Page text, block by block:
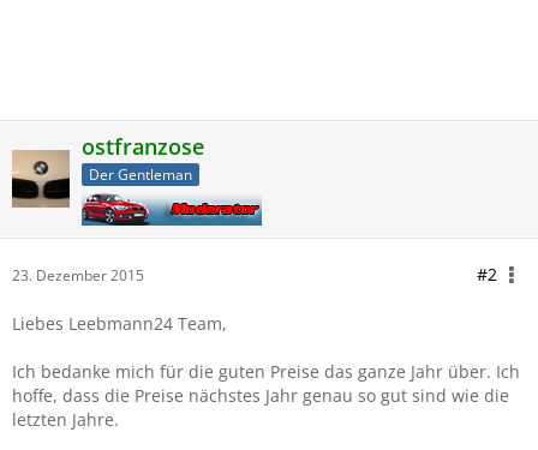
ostfranzose
Der Gentleman
23. Dezember 2015 #2
Liebes Leebmann24 Team,
Ich bedanke mich für die guten Preise das ganze Jahr über. Ich
hoffe, dass die Preise nächstes Jahr genau so gut sind wie die
letzten Jahre.